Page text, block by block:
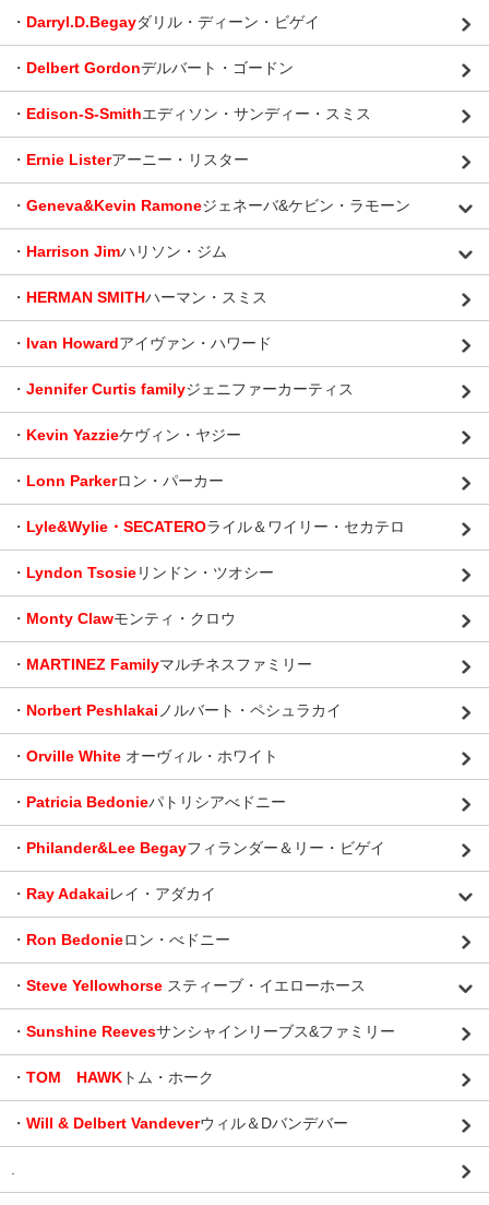
・ Darryl.D.Begayダリル・ディーン・ビゲイ
・ Delbert Gordonデルバート・ゴードン
・ Edison-S-Smithエディソン・サンディー・スミス
・ Ernie Listerアーニー・リスター
・ Geneva&Kevin Ramoneジェネーバ&ケビン・ラモーン
・ Harrison Jimハリソン・ジム
・ HERMAN SMITHハーマン・スミス
・ Ivan Howardアイヴァン・ハワード
・ Jennifer Curtis familyジェニファーカーティス
・ Kevin Yazzieケヴィン・ヤジー
・ Lonn Parkerロン・パーカー
・ Lyle&Wylie・SECATEROライル＆ワイリー・セカテロ
・ Lyndon Tsosieリンドン・ツオシー
・ Monty Clawモンティ・クロウ
・ MARTINEZ Familyマルチネスファミリー
・ Norbert Peshlakai ノルバート・ペシュラカイ
・ Orville White オーヴィル・ホワイト
・ Patricia Bedonieパトリシアべドニー
・ Philander&Lee Begayフィランダー＆リー・ビゲイ
・ Ray Adakaiレイ・アダカイ
・ Ron Bedonieロン・べドニー
・ Steve Yellowhorse スティーブ・イエローホース
・ Sunshine Reevesサンシャインリーブス&ファミリー
・ TOM HAWK トム・ホーク
・ Will & Delbert Vandeverウィル＆Dバンデバー